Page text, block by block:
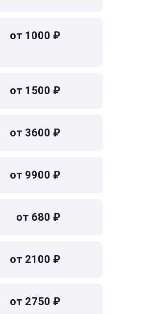
от 1000 ₽
от 1500 ₽
от 3600 ₽
от 9900 ₽
от 680 ₽
от 2100 ₽
от 2750 ₽